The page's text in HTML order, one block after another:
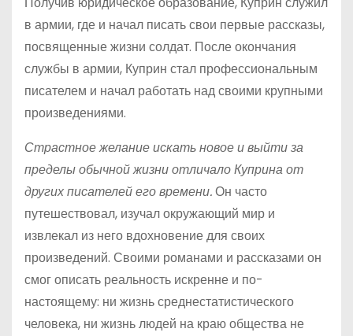
в армии, где и начал писать свои первые рассказы,
посвященные жизни солдат. После окончания
службы в армии, Куприн стал профессиональным
писателем и начал работать над своими крупными
произведениями.
Страстное желание искать новое и выйти за
пределы обычной жизни отличало Куприна от
других писателей его времени.Он часто
путешествовал, изучал окружающий мир и
извлекал из него вдохновение для своих
произведений. Своими романами и рассказами он
смог описать реальность искренне и по-
настоящему: ни жизнь среднестатистического
человека, ни жизнь людей на краю общества не